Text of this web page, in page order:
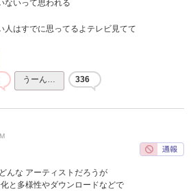
ないって思われる
人はすでに思ってるよテレビ見てて
うーん… 336
んな アーティストだろうが
と多様性やダウンロードなどで